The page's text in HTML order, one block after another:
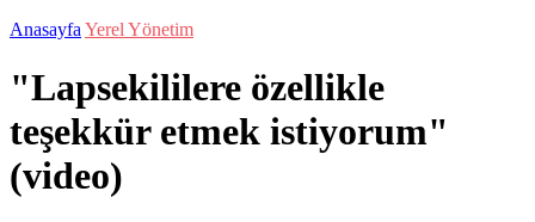
Anasayfa Yerel Yönetim
"Lapsekililere özellikle
teşekkür etmek istiyorum"
(video)